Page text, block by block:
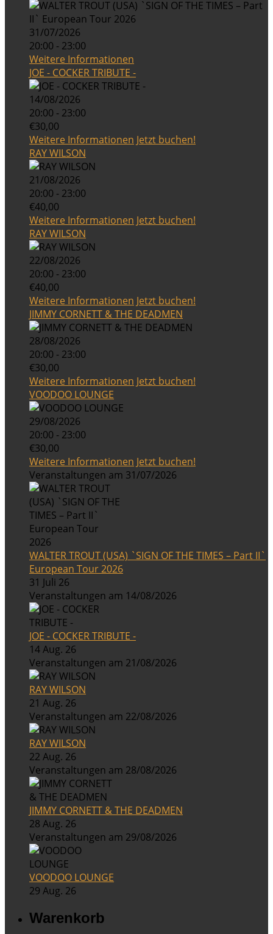
31/07/2026
20:00 - 23:00
Weitere Informationen
JOE - COCKER TRIBUTE -
14/08/2026
20:00 - 23:00
€30,00
Weitere Informationen Jetzt buchen!
RAY WILSON
21/08/2026
20:00 - 23:00
€40,00
Weitere Informationen Jetzt buchen!
RAY WILSON
22/08/2026
20:00 - 23:00
€40,00
Weitere Informationen Jetzt buchen!
JIMMY CORNETT & THE DEADMEN
28/08/2026
20:00 - 23:00
€30,00
Weitere Informationen Jetzt buchen!
VOODOO LOUNGE
29/08/2026
20:00 - 23:00
€30,00
Weitere Informationen Jetzt buchen!
Veranstaltungen am 31/07/2026
WALTER TROUT (USA) `SIGN OF THE TIMES – Part II`
European Tour 2026
31 Juli 26
Veranstaltungen am 14/08/2026
JOE - COCKER TRIBUTE -
14 Aug. 26
Veranstaltungen am 21/08/2026
RAY WILSON
21 Aug. 26
Veranstaltungen am 22/08/2026
RAY WILSON
22 Aug. 26
Veranstaltungen am 28/08/2026
JIMMY CORNETT & THE DEADMEN
28 Aug. 26
Veranstaltungen am 29/08/2026
VOODOO LOUNGE
29 Aug. 26
Warenkorb